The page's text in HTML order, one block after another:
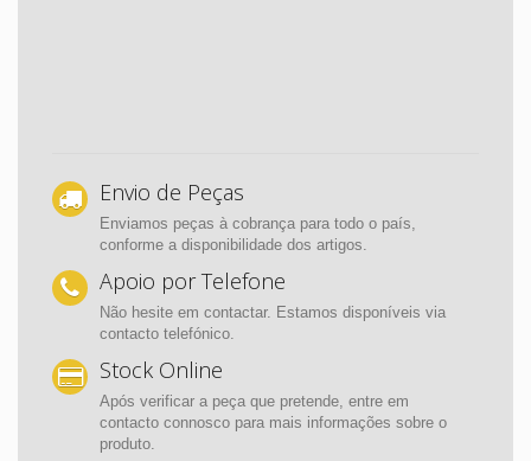
Envio de Peças
Enviamos peças à cobrança para todo o país,
conforme a disponibilidade dos artigos.
Apoio por Telefone
Não hesite em contactar. Estamos disponíveis via
contacto telefónico.
Stock Online
Após verificar a peça que pretende, entre em
contacto connosco para mais informações sobre o
produto.